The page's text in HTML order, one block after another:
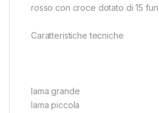
rosso con croce dotato di 15
Caratteristiche tecniche
lama grande
lama piccola